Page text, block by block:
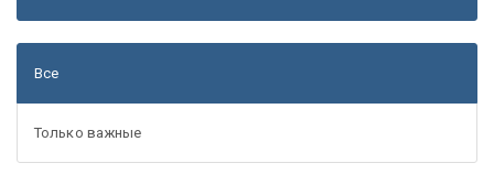
Все
Только важные